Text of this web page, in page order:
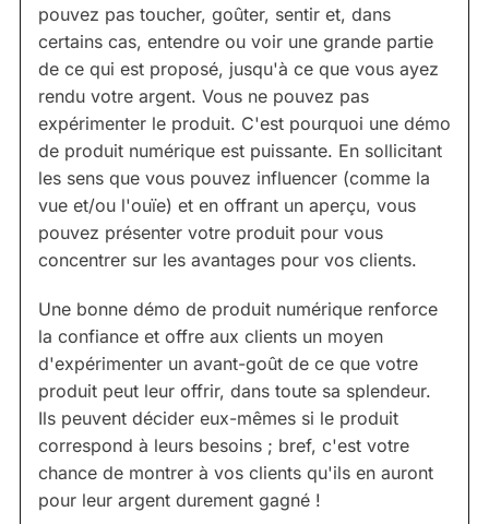
pouvez pas toucher, goûter, sentir et, dans
certains cas, entendre ou voir une grande partie
de ce qui est proposé, jusqu'à ce que vous ayez
rendu votre argent. Vous ne pouvez pas
expérimenter le produit. C'est pourquoi une démo
de produit numérique est puissante. En sollicitant
les sens que vous pouvez influencer (comme la
vue et/ou l'ouïe) et en offrant un aperçu, vous
pouvez présenter votre produit pour vous
concentrer sur les avantages pour vos clients.
Une bonne démo de produit numérique renforce
la confiance et offre aux clients un moyen
d'expérimenter un avant-goût de ce que votre
produit peut leur offrir, dans toute sa splendeur.
Ils peuvent décider eux-mêmes si le produit
correspond à leurs besoins ; bref, c'est votre
chance de montrer à vos clients qu'ils en auront
pour leur argent durement gagné !